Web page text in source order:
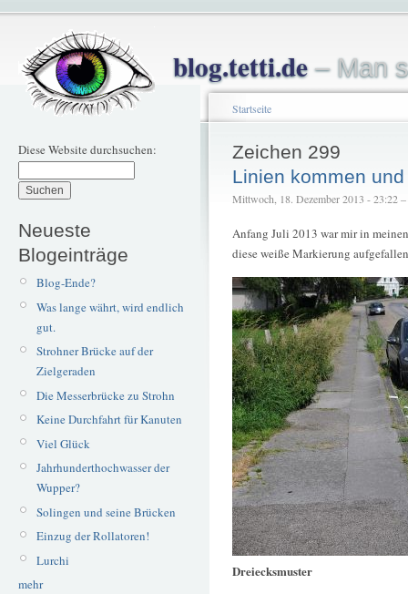
blog.tetti.de– Man
Diese Website durchsuchen:
Neueste
Blogeinträge
Blog-Ende?
Was lange währt, wird endlich
gut.
Strohner Brücke auf der
Zielgeraden
Die Messerbrücke zu Strohn
Keine Durchfahrt für Kanuten
Viel Glück
Jahrhunderthochwasser der
Wupper?
Solingen und seine Brücken
Einzug der Rollatoren!
Lurchi
mehr
Startseite
Zeichen 299
Linien kommen
Mittwoch, 18. Dezember 2013 - 23:22
Anfang Juli 2013 war mir in
diese weiße Markierung
Dreiecksmuster